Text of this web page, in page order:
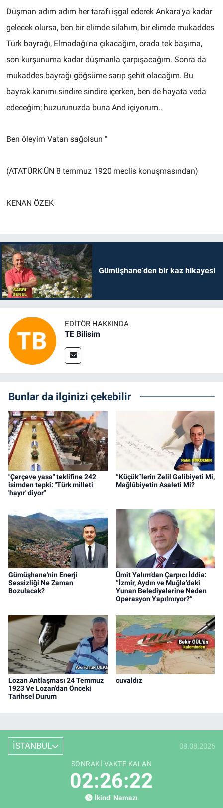
Düşman adım adım her tarafı işgal ederek Ankara'ya kadar
gelecek olursa, ben bir elimde silahım, bir elimde mukaddes
Türk bayrağı, Elmadağı'na çıkacağım, orada tek başıma,
son kurşunuma kadar düşmanla çarpışacağım. Sonra da
mukaddes bayrağı göğsüme sarıp şehit olacağım. Bu
bayrak kanımı sindire sindire içerken, ben de hayata veda
edeceğim; huzurunuzda buna And içiyorum..
Ben öleyim Vatan sağolsun "
(ATATÜRK'ÜN 8 temmuz 1920 meclis konuşmasından)
KENAN ÖZEK
Gümüşhane’den bir kaz hikayesi
EDITÖR HAKKINDA
TE Bilisim
Bunlar da ilginizi çekebilir
"Çerçeve yasa" teklifine 242
isimden tepki: "Türk milleti
'hayır' diyor"
“Küçük”lerin Zelil Galibiyeti Mi,
Mağlûbiyetin Asaleti Mi?
Gümüşhane'nin Enerji
Sessizliği Ne Zaman
Bozulacak?
Ümit Yalım’dan Çarpıcı İddia:
“İzmir, Aydın ve Muğla’daki
Yunan Belediyelerine Neden
Operasyon Yapılmıyor?”
Lozan Antlaşması 24 Temmuz
1923 Ve Lozan'dan Önceki
Tarihsel Durum
cuvaldız
İSTANBUL 08.08.2026
SONRAKI VAKTE KALAN
02:26:21
İkindi Namazı